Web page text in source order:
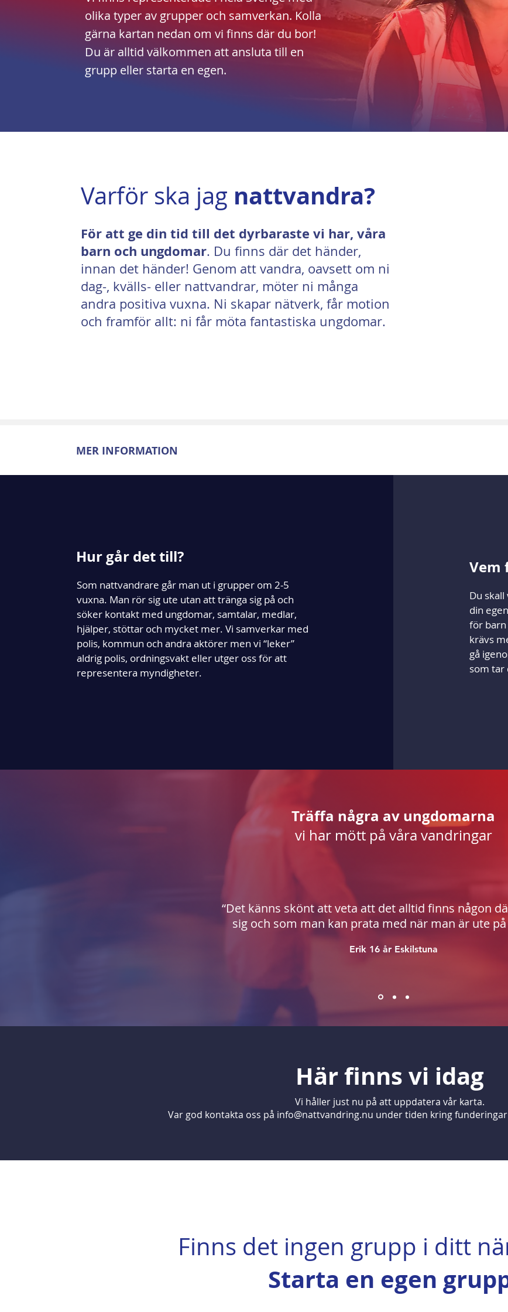
olika typer av grupper och samverkan. Kolla
gärna kartan nedan om vi finns där du bor!
Du är alltid välkommen att ansluta till en
grupp eller starta en egen.
Varför ska jag nattvandra?
För att ge din tid till det dyrbaraste vi har,våra
barn och ungdomar. Du finns där det händer,
innan det händer! Genom att vandra, oavsett om ni
dag-, kvälls- eller nattvandrar, möter ni många
andra positiva vuxna. Ni skapar nätverk, får motion
och framför allt: ni får möta fantastiska ungdomar.
MER INFORMATION
Hur går det till?
Som nattvandrare går man ut i grupper om 2-5
vuxna. Man rör sig ute utan att tränga sig på och
söker kontakt med ungdomar, samtalar, medlar,
hjälper, stöttar och mycket mer. Vi samverkar med
polis, kommun och andra aktörer men vi “leker”
aldrig polis, ordningsvakt eller utger oss för att
representera myndigheter.
Vem
Du
din
för
krävs
gå
som tar
Träffa några av ungdomarna
vi har mött på våra vandringar
“Det känns skönt att veta att det alltid finns någon
sig och som man kan prata med när man är ute
Erik 16 år Eskilstuna
Här finns vi idag
Vi håller just nu på att uppdatera vår karta.
Var god kontakta oss på info@nattvandring.nu under tiden kring
Finns det ingen grupp i ditt
Starta en egen